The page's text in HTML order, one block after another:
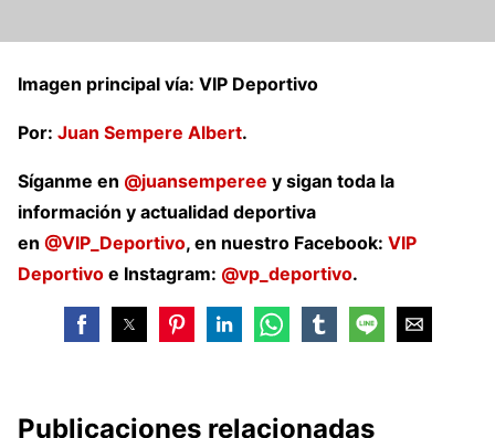
Imagen principal vía: VIP Deportivo
Por: Juan Sempere Albert.
Síganme en @juansemperee y sigan toda la
información y actualidad deportiva
en @VIP_Deportivo, en nuestro Facebook: VIP
Deportivo e Instagram: @vp_deportivo.
Publicaciones relacionadas